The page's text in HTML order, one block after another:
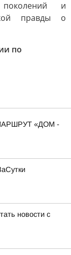
поколений и
правды о
по
«ДОМ -
новости с